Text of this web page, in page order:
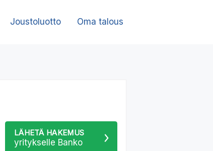
Joustoluotto Oma talous
LÄHETÄ HAKEMUS
yritykselle Banko